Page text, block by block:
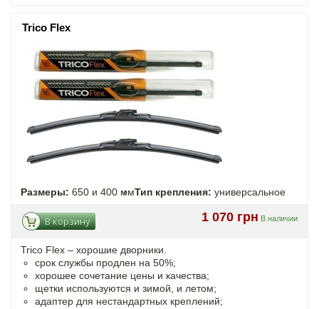
Trico Flex
Размеры: 650 и 400 ммТип крепления: универсальное
1 070 грн В наличии
В корзину
Trico Flex – хорошие дворники.
срок службы продлен на 50%;
хорошее сочетание цены и качества;
щетки используются и зимой, и летом;
адаптер для нестандартных креплений;